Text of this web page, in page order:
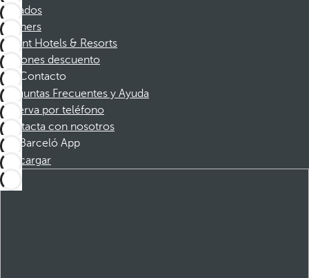
Afiliados
Partners
Dorint Hotels & Resorts
Cupones descuento
Contacto
Preguntas Frecuentes y Ayuda
Reserva por teléfono
Contacta con nosotros
Barceló App
Descargar